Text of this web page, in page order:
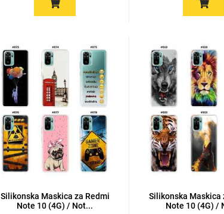
Silikonska Maskica za Redmi
Note 10 (4G) / Not...
Silikonska Maskica
Note 10 (4G) /